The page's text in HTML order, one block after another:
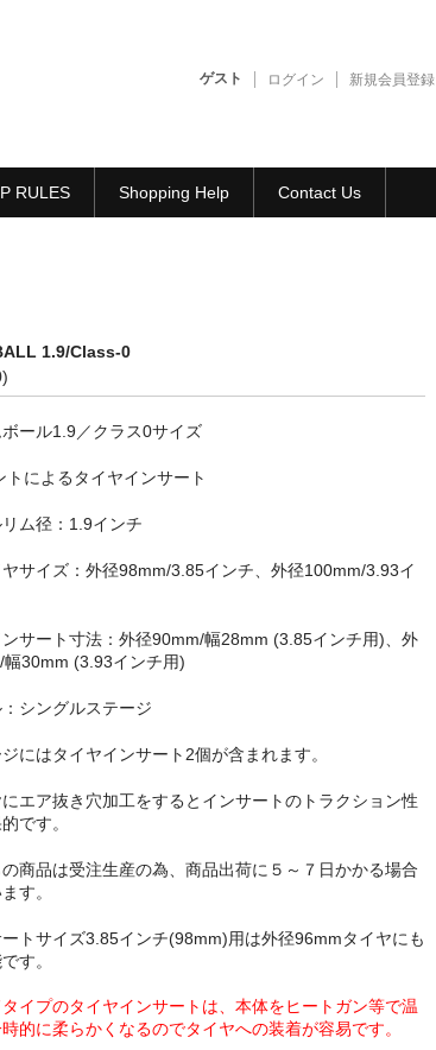
ゲスト ログイン 新規会員登録
RULES Shopping Help Contact Us
1.9/Class-0
ール1.9／クラス0サイズ
トによるタイヤインサート
ム径：1.9インチ
サイズ：外径98mm/3.85インチ、外径100mm/3.93イ
ンサート寸法：外径90mm/幅28mm (3.85インチ用)、外
30mm (3.93インチ用)
シングルステージ
にはタイヤインサート2個が含まれます。
にエア抜き穴加工をするとインサートのトラクション性
です。
の商品は受注生産の為、商品出荷に５～７日かかる場合
す。
ートサイズ3.85インチ(98mm)用は外径96mmタイヤにも
す。
タイプのタイヤインサートは、本体をヒートガン等で温
的に柔らかくなるのでタイヤへの装着が容易です。